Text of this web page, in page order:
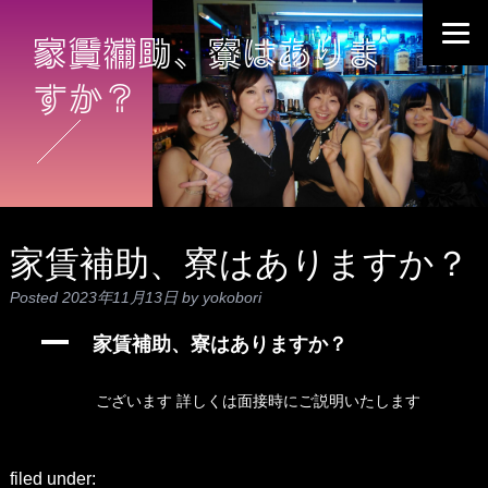
家賃補助、寮はありま
すか？
家賃補助、寮はありますか？
Posted 2023年11月13日 by yokobori
A 家賃補助、寮はありますか？
ございます 詳しくは面接時にご説明いたします
filed under: